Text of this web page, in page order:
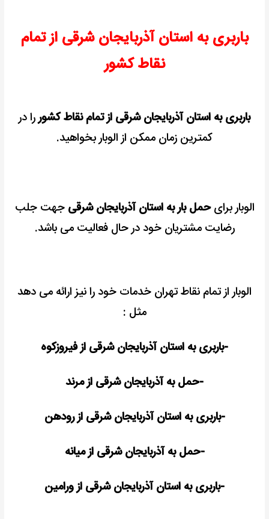
باربری به استان آذربایجان شرقی از تمام
نقاط کشور
باربری به استان آذربایجان شرقی از تمام نقاط کشوررا در
کمترین زمان ممکن از الوبار بخواهید.
الوبار برایحمل بار به استان آذربایجان شرقی جهت جلب
رضایت مشتریان خود در حال فعالیت می باشد.
الوبار از تمام نقاط تهران خدمات خود را نیز ارائه می دهد
مثل :
-باربری به استان آذربایجان شرقی از فیروزکوه
-حمل به آذربایجان شرقی از مرند
-باربری به استان آذربایجان شرقی از رودهن
-حمل به آذربایجان شرقی از میانه
-باربری به استان آذربایجان شرقی از ورامین